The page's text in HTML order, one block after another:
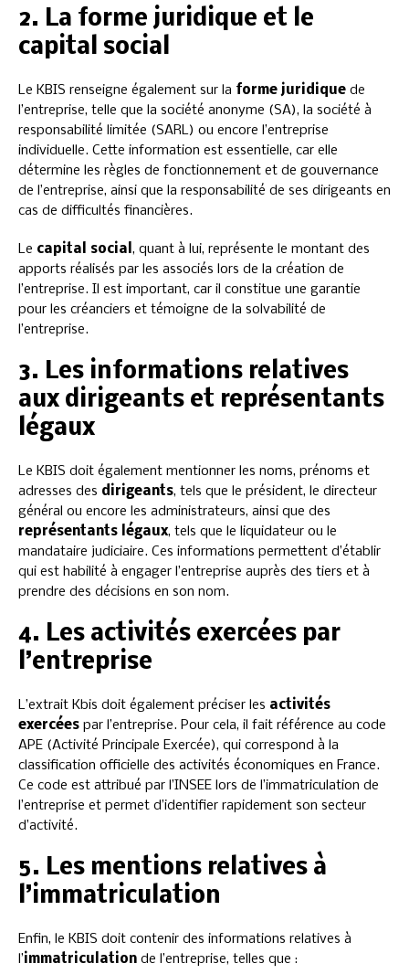
2. La forme juridique et le
capital social
Le KBIS renseigne également sur la forme juridique de
l’entreprise, telle que la société anonyme (SA), la société à
responsabilité limitée (SARL) ou encore l’entreprise
individuelle. Cette information est essentielle, car elle
détermine les règles de fonctionnement et de gouvernance
de l’entreprise, ainsi que la responsabilité de ses dirigeants en
cas de difficultés financières.
Le capital social , quant à lui, représente le montant des
apports réalisés par les associés lors de la création de
l’entreprise. Il est important, car il constitue une garantie
pour les créanciers et témoigne de la solvabilité de
l’entreprise.
3. Les informations relatives
aux dirigeants et représentants
légaux
Le KBIS doit également mentionner les noms, prénoms et
adresses des dirigeants, tels que le président, le directeur
général ou encore les administrateurs, ainsi que des
représentants légaux, tels que le liquidateur ou le
mandataire judiciaire. Ces informations permettent d’établir
qui est habilité à engager l’entreprise auprès des tiers et à
prendre des décisions en son nom.
4. Les activités exercées par
l’entreprise
L’extrait Kbis doit également préciser les activités
exercées par l’entreprise. Pour cela, il fait référence au code
APE (Activité Principale Exercée), qui correspond à la
classification officielle des activités économiques en France.
Ce code est attribué par l’INSEE lors de l’immatriculation de
l’entreprise et permet d’identifier rapidement son secteur
d’activité.
5. Les mentions relatives à
l’immatriculation
Enfin, le KBIS doit contenir des informations relatives à
l’immatriculation de l’entreprise, telles que :